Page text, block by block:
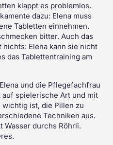
klappt es problemlos.
dazu: Elena muss
Tabletten einnehmen.
bitter. Auch das
Elena kann sie nicht
das Tablettentraining am
und die Pflegefachfrau
spielerische Art und mit
ist, die Pillen zu
Techniken aus.
Wasser durchs Röhrli.